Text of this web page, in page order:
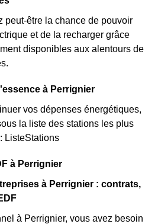
peut-être la chance de pouvoir
et de la recharger grâce
disponibles aux alentours de
à Perrignier
vos dépenses énergétiques,
la liste des stations les plus
ListeStations
à Perrignier
à Perrignier : contrats,
à Perrignier, vous avez besoin